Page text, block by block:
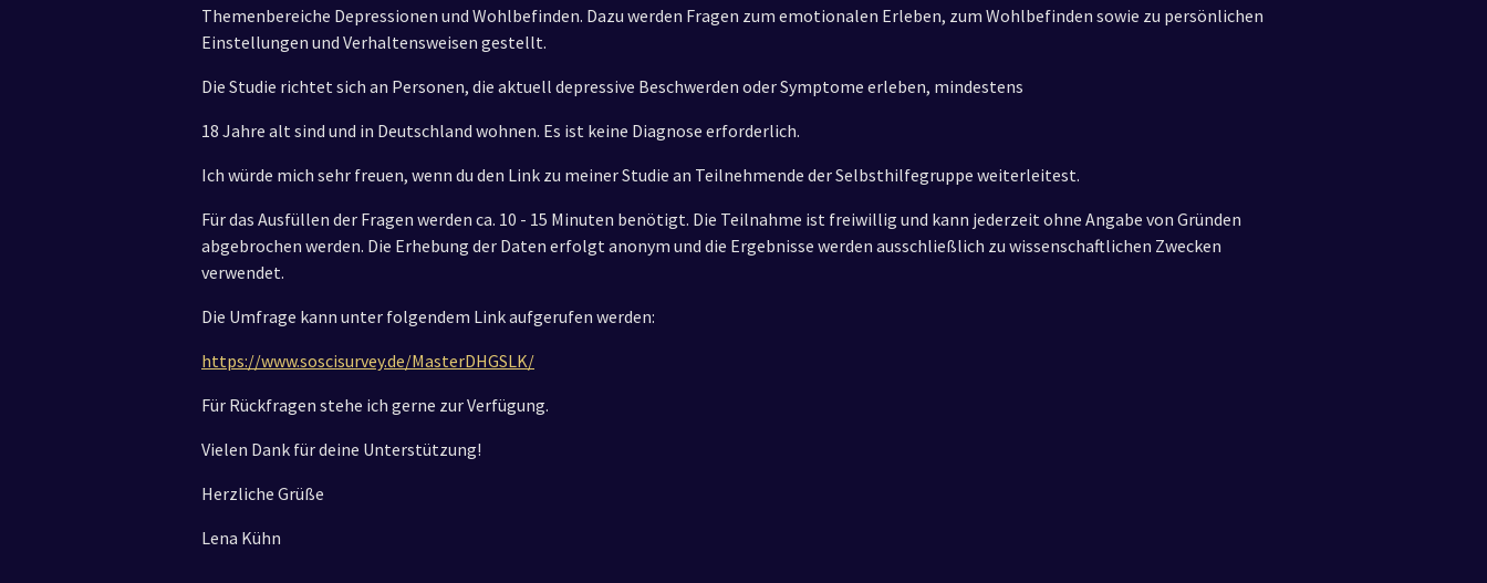
Themenbereiche Depressionen und Wohlbefinden. Dazu werden Fragen zum emotionalen Erleben, zum Wohlbefinden sowie zu persönlichen
Einstellungen und Verhaltensweisen gestellt.
Die Studie richtet sich an Personen, die aktuell depressive Beschwerden oder Symptome erleben, mindestens
18 Jahre alt sind und in Deutschland wohnen. Es ist keine Diagnose erforderlich.
Ich würde mich sehr freuen, wenn du den Link zu meiner Studie an Teilnehmende der Selbsthilfegruppe weiterleitest.
Für das Ausfüllen der Fragen werden ca. 10 - 15 Minuten benötigt. Die Teilnahme ist freiwillig und kann jederzeit ohne Angabe von Gründen
abgebrochen werden. Die Erhebung der Daten erfolgt anonym und die Ergebnisse werden ausschließlich zu wissenschaftlichen Zwecken
verwendet.
Die Umfrage kann unter folgendem Link aufgerufen werden:
https://www.soscisurvey.de/MasterDHGSLK/
Für Rückfragen stehe ich gerne zur Verfügung.
Vielen Dank für deine Unterstützung!
Herzliche Grüße
Lena Kühn